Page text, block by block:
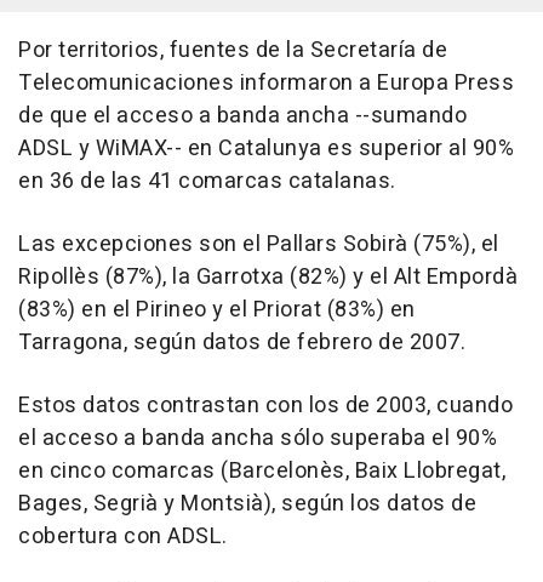
Por territorios, fuentes de la Secretaría de
Telecomunicaciones informaron a Europa Press
de que el acceso a banda ancha --sumando
ADSL y WiMAX-- en Catalunya es superior al 90%
en 36 de las 41 comarcas catalanas.
Las excepciones son el Pallars Sobirà (75%), el
Ripollès (87%), la Garrotxa (82%) y el Alt Empordà
(83%) en el Pirineo y el Priorat (83%) en
Tarragona, según datos de febrero de 2007.
Estos datos contrastan con los de 2003, cuando
el acceso a banda ancha sólo superaba el 90%
en cinco comarcas (Barcelonès, Baix Llobregat,
Bages, Segrià y Montsià), según los datos de
cobertura con ADSL.